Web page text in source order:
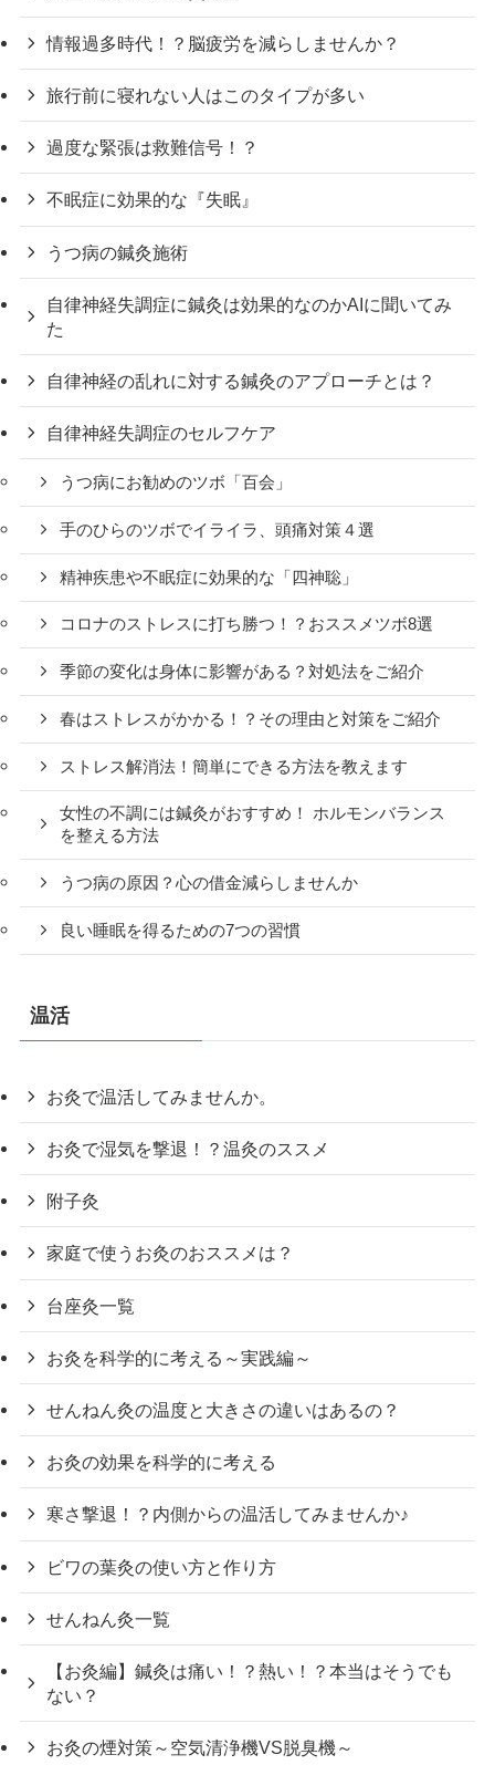
情報過多時代！？脳疲労を減らしませんか？
旅行前に寝れない人はこのタイプが多い
過度な緊張は救難信号！？
不眠症に効果的な『失眠』
うつ病の鍼灸施術
自律神経失調症に鍼灸は効果的なのかAIに聞いてみ
た
自律神経の乱れに対する鍼灸のアプローチとは？
自律神経失調症のセルフケア
うつ病にお勧めのツボ「百会」
手のひらのツボでイライラ、頭痛対策４選
精神疾患や不眠症に効果的な「四神聡」
コロナのストレスに打ち勝つ！？おススメツボ8選
季節の変化は身体に影響がある？対処法をご紹介
春はストレスがかかる！？その理由と対策をご紹介
ストレス解消法！簡単にできる方法を教えます
女性の不調には鍼灸がおすすめ！ ホルモンバランス
を整える方法
うつ病の原因？心の借金減らしませんか
良い睡眠を得るための7つの習慣
温活
お灸で温活してみませんか。
お灸で湿気を撃退！？温灸のススメ
附子灸
家庭で使うお灸のおススメは？
台座灸一覧
お灸を科学的に考える～実践編～
せんねん灸の温度と大きさの違いはあるの？
お灸の効果を科学的に考える
寒さ撃退！？内側からの温活してみませんか♪
ビワの葉灸の使い方と作り方
せんねん灸一覧
【お灸編】鍼灸は痛い！？熱い！？本当はそうでも
ない？
お灸の煙対策～空気清浄機VS脱臭機～